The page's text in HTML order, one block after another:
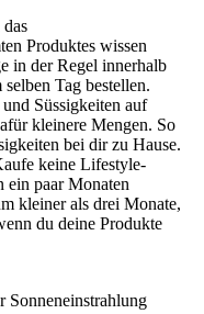
Produktes wissen
in der Regel innerhalb
Tag bestellen.
Süssigkeiten auf
kleinere Mengen. So
bei dir zu Hause.
keine Lifestyle-
ein paar Monaten
kleiner als drei Monate,
du deine Produkte
Sonneneinstrahlung